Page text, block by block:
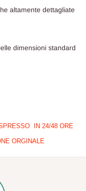
altamente dettagliate
dimensioni standard
IN 24/48 ORE
ORGINALE